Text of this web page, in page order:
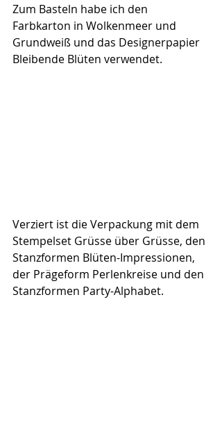
Zum Basteln habe ich den
Farbkarton in Wolkenmeer und
Grundweiß und das Designerpapier
Bleibende Blüten verwendet.
Verziert ist die Verpackung mit dem
Stempelset Grüsse über Grüsse, den
Stanzformen Blüten-Impressionen,
der Prägeform Perlenkreise und den
Stanzformen Party-Alphabet.